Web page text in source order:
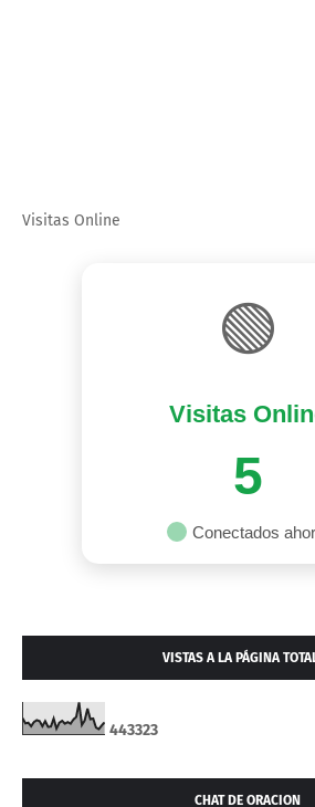
Visitas Online
🟢
Visitas
5
Conectados
VISTAS A LA PÁGINA
443323
CHAT DE ORACION